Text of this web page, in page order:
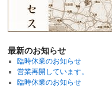
最新のお知らせ
臨時休業のお知らせ
営業再開しています。
臨時休業のお知らせ